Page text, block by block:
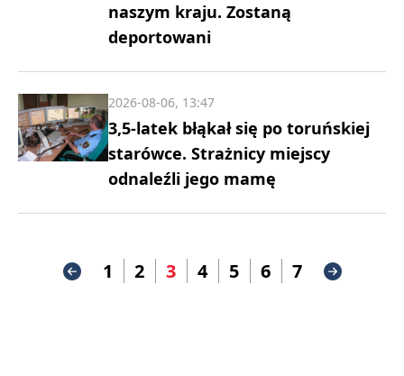
naszym kraju. Zostaną
deportowani
3,5-latek błąkał się po toruńskiej
starówce. Strażnicy miejscy
odnaleźli jego mamę
2026-08-06, 13:47
1 2 3 4 5 6 7